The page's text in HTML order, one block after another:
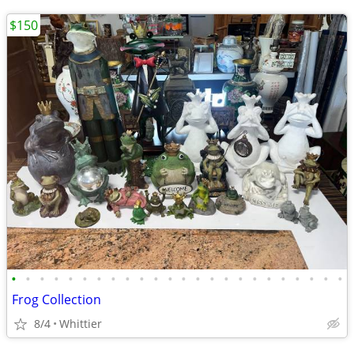
• • • • • • • • • • • • • • • • • • • • • • • •
Frog Collection
8/4 Whittier
$150